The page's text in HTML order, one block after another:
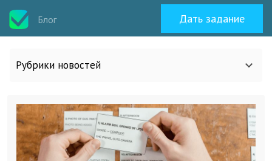
Блог Дать задание
Рубрики новостей
Все статьи
О work-zilla.com